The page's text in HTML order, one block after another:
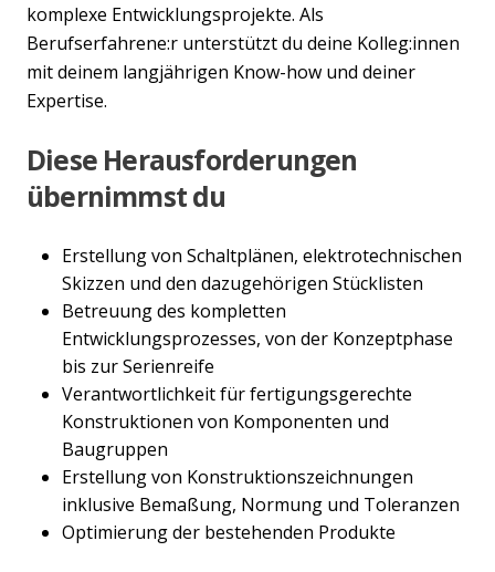
komplexe Entwicklungsprojekte. Als
Berufserfahrene:r unterstützt du deine Kolleg:innen
mit deinem langjährigen Know-how und deiner
Expertise.
Diese Herausforderungen
übernimmst du
Erstellung von Schaltplänen, elektrotechnischen
Skizzen und den dazugehörigen Stücklisten
Betreuung des kompletten
Entwicklungsprozesses, von der Konzeptphase
bis zur Serienreife
Verantwortlichkeit für fertigungsgerechte
Konstruktionen von Komponenten und
Baugruppen
Erstellung von Konstruktionszeichnungen
inklusive Bemaßung, Normung und Toleranzen
Optimierung der bestehenden Produkte